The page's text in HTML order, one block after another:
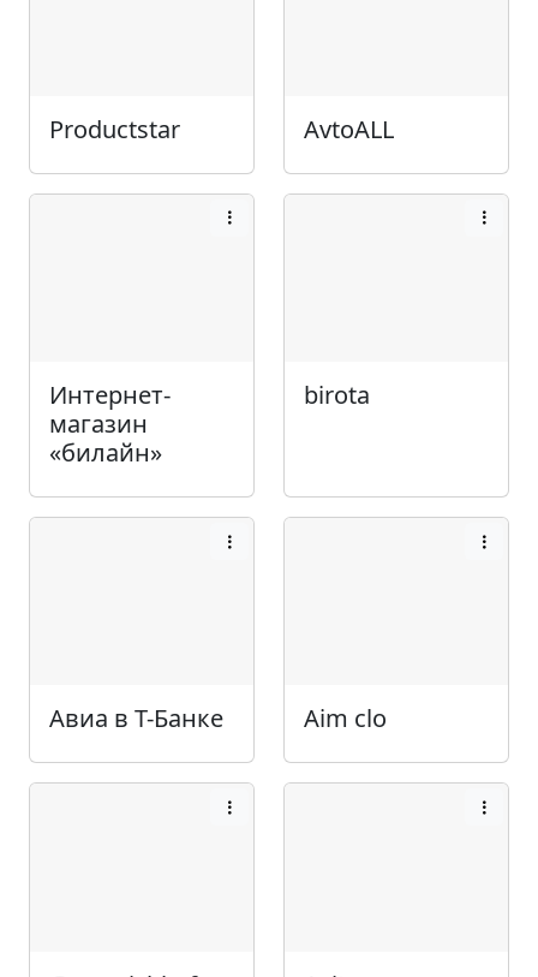
Productstar AvtoALL
Интернет-
магазин
«билайн»
birota
Авиа в Т-Банке Aim clo